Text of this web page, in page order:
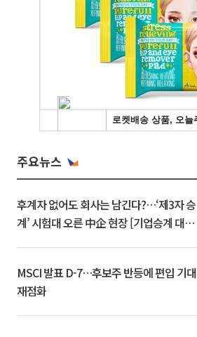
주요뉴스
후계자 없어도 회사는 남긴다?…‘제3자 승
계’ 시험대 오른 中企 현장 [기업승계 대전
MSCI 발표 D-7…후보주 반등에 편입 기대
재점화